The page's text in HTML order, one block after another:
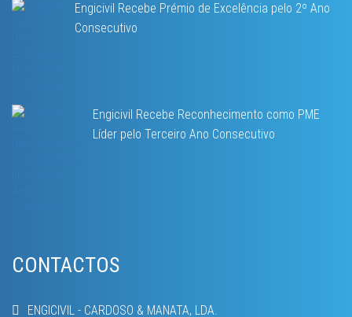
Engicivil Recebe Prémio de Excelência pelo 2º Ano
Consecutivo
Engicivil Recebe Reconhecimento como PME
Líder pelo Terceiro Ano Consecutivo
CONTACTOS
ENGICIVIL - CARDOSO & MANATA, LDA.